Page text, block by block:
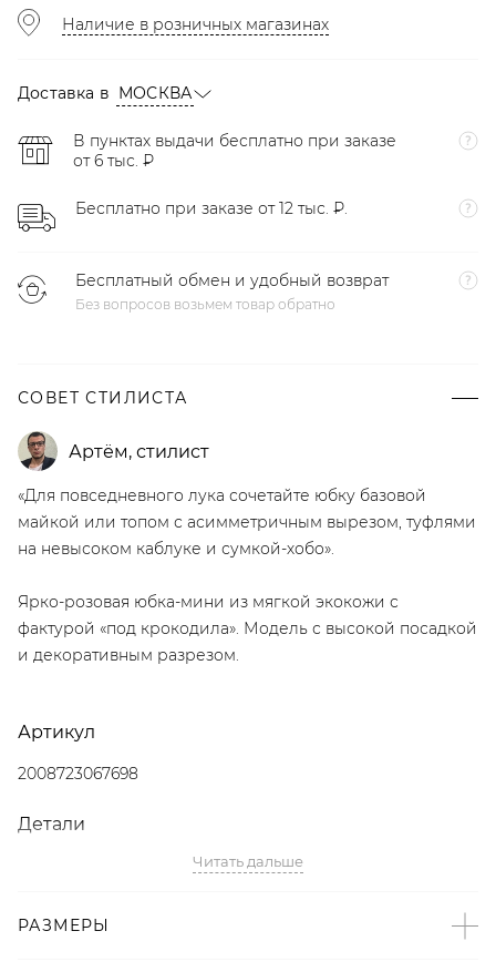
Наличие в розничных магазинах
Доставка в МОСКВА
В пунктах выдачи бесплатно при заказе
от 6 тыс. ₽
Бесплатно при заказе от 12 тыс. ₽.
Бесплатный обмен и удобный возврат
Без вопросов возьмем товар обратно
СОВЕТ СТИЛИСТА
Артём, стилист
«Для повседневного лука сочетайте юбку базовой
майкой или топом с асимметричным вырезом, туфлями
на невысоком каблуке и сумкой-хобо».
Ярко-розовая юбка-мини из мягкой экокожи с
фактурой «под крокодила». Модель с высокой посадкой
и декоративным разрезом.
Артикул
2008723067698
Детали
– Дизайн: Санкт-Петербург, Россия;
Vogue;
Читать дальше
РАЗМЕРЫ